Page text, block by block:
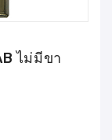
ไม่มีขา